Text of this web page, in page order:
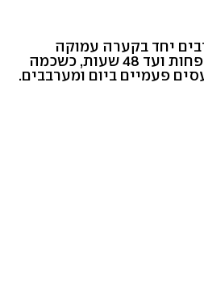
יחד בקערה עמוקה
במקרר למשך לילה לפחות ועד 48 שעות, כשכמה
פעמיים ביום ומערבבים.